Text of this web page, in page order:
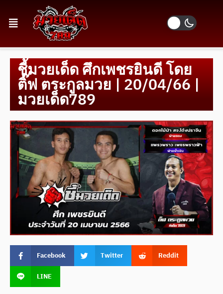
ชี้มวยเด็ด ศึกเพชรยินดี โดย
ติ๊ฟ ตระกูลมวย | 20/04/66 |
มวยเด็ด789
Facebook Twitter
Reddit
LINE